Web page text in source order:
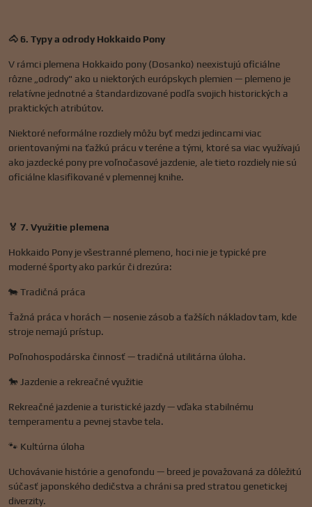
🐴 6. Typy a odrody Hokkaido Pony
V rámci plemena Hokkaido pony (Dosanko) neexistujú oficiálne
rôzne „odrody" ako u niektorých európskych plemien — plemeno je
relatívne jednotné a štandardizované podľa svojich historických a
praktických atribútov.
Niektoré neformálne rozdiely môžu byť medzi jedincami viac
orientovanými na ťažkú prácu v teréne a tými, ktoré sa viac využívajú
ako jazdecké pony pre voľnočasové jazdenie, ale tieto rozdiely nie sú
oficiálne klasifikované v plemennej knihe.
🏅 7. Využitie plemena
Hokkaido Pony je všestranné plemeno, hoci nie je typické pre
moderné športy ako parkúr či drezúra:
🐄 Tradičná práca
Ťažná práca v horách — nosenie zásob a ťažších nákladov tam, kde
stroje nemajú prístup.
Poľnohospodárska činnosť — tradičná utilitárna úloha.
🐎 Jazdenie a rekreačné využitie
Rekreačné jazdenie a turistické jazdy — vďaka stabilnému
temperamentu a pevnej stavbe tela.
🐾 Kultúrna úloha
Uchovávanie histórie a genofondu — breed je považovaná za dôležitú
súčasť japonského dedičstva a chráni sa pred stratou genetickej
diverzity.